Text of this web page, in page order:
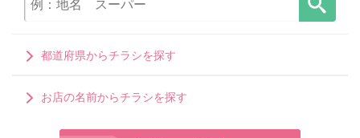
都道府県からチラシを探す
お店の名前からチラシを探す